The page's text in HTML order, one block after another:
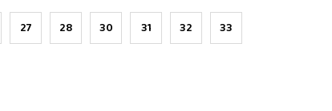
27 28 30 31 32 33